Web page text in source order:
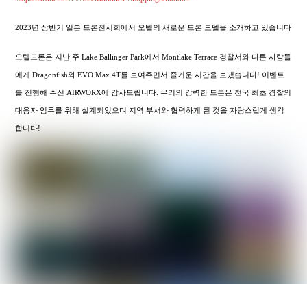
2023년 상반기 일본 드론전시회에서 오텔의 새로운 드론 모델을 소개하고 있습니다
오텔드론은 지난 주 Lake Ballinger Park에서 Montlake Terrace 경찰서와 다른 사람들
에게 Dragonfish와 EVO Max 4T를 보여주면서 즐거운 시간을 보냈습니다! 이벤트
를 진행해 주신 AIRWORX에 감사드립니다. 우리의 강력한 드론은 전국 최초 경찰의
대응자 임무를 위해 설계되었으며 지역 부서와 협력하게 된 것을 자랑스럽게 생각
합니다!